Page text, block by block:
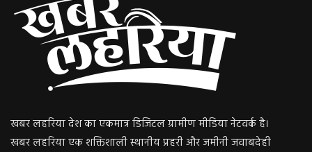
खबर लहरिया देश का एकमात्र डिजिटल ग्रामीण मीडिया नेटवर्क है।
खबर लहरिया एक शक्तिशाली स्थानीय प्रहरी और जमीनी जवाबदेही